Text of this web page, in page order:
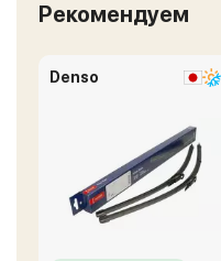
Рекомендуем
Denso